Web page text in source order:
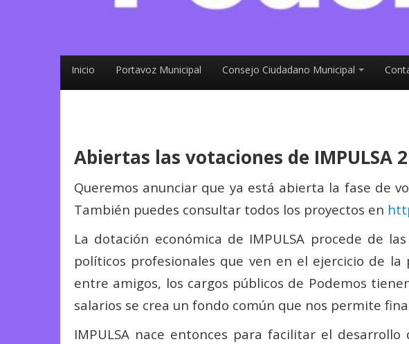
Inicio Portavoz Municipal Consejo Ciudadano Municipal
Abiertas las votaciones de IMPULSA 2
Queremos anunciar que ya está abierta la fase de
También puedes consultar todos los proyectos en
La dotación económica de IMPULSA procede de
políticos profesionales que ven en el ejercicio de
entre amigos, los cargos públicos de Podemos
salarios se crea un fondo común que nos permite
IMPULSA nace entonces para facilitar el